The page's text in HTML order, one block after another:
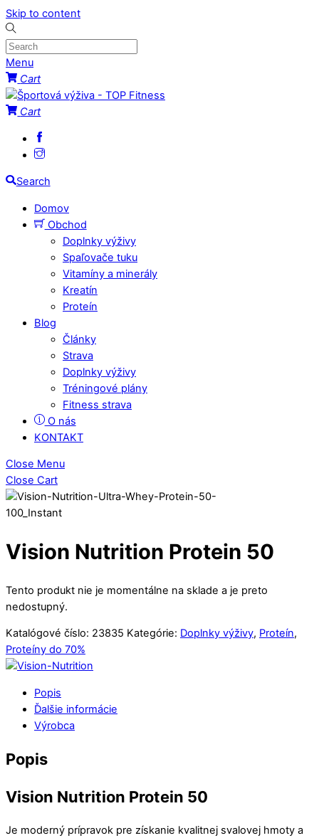
Skip to content
Menu
Cart
Cart
Search
Domov
Obchod
Doplnky výživy
Spaľovače tuku
Vitamíny a minerály
Kreatín
Proteín
Blog
Články
Strava
Doplnky výživy
Tréningové plány
Fitness strava
O nás
KONTAKT
Close Menu
Close Cart
Vision Nutrition Protein 50
Tento produkt nie je momentálne na sklade a je preto
nedostupný.
Katalógové číslo: 23835 Kategórie: Doplnky výživy, Proteín,
Proteíny do 70%
Popis
Ďalšie informácie
Výrobca
Popis
Vision Nutrition Protein 50
Je moderný prípravok pre získanie kvalitnej svalovej hmoty a